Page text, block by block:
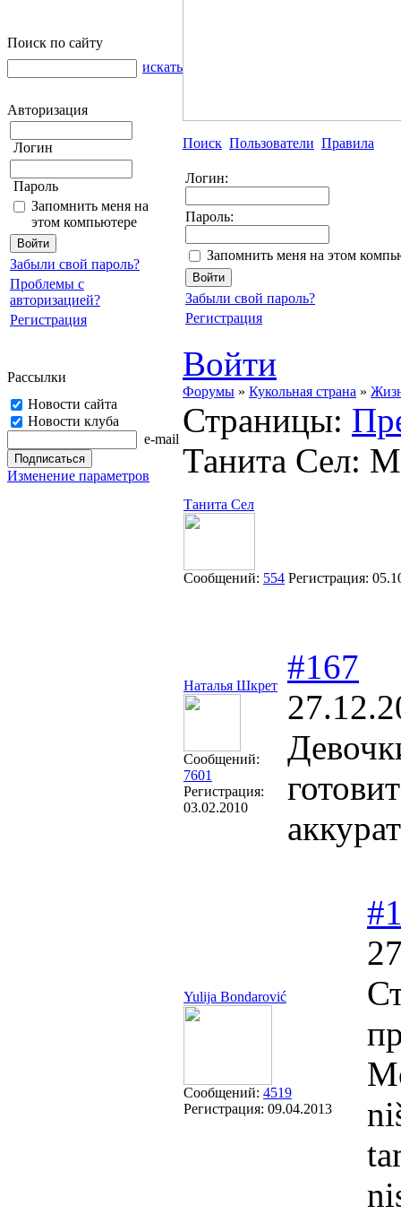
Поиск по сайту
искать
Авторизация
Логин
Пароль
Запомнить меня на
этом компьютере
Забыли свой пароль?
Проблемы с
авторизацией?
Регистрация
Рассылки
Новости сайта
Новости клуба
e-mail
Изменение параметров
Поиск Пользователи Правила
Логин:
Пароль:
Запомнить меня на этом
Забыли свой пароль?
Регистрация
Войти
Форумы » Кукольная страна »
Страницы:
Танита Сел:
Танита Сел
Сообщений: 554 Регистрация:
Наталья Шкрет
Сообщений:
7601
Регистрация:
03.02.2010
#167
Yulija Bondarović
Сообщений: 4519
Регистрация: 09.04.2013